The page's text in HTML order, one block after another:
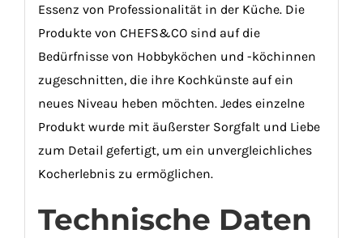
Essenz von Professionalität in der Küche. Die
Produkte von CHEFS&CO sind auf die
Bedürfnisse von Hobbyköchen und -köchinnen
zugeschnitten, die ihre Kochkünste auf ein
neues Niveau heben möchten. Jedes einzelne
Produkt wurde mit äußerster Sorgfalt und Liebe
zum Detail gefertigt, um ein unvergleichliches
Kocherlebnis zu ermöglichen.
Technische Daten